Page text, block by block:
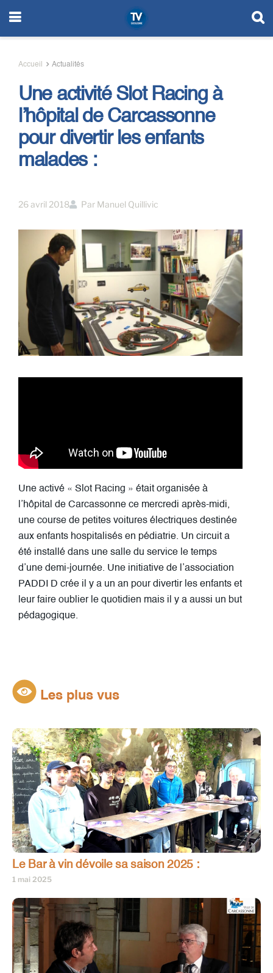
Accueil Actualités
Une activité Slot Racing à
l’hôpital de Carcassonne
pour divertir les enfants
malades :
26 avril 2018 Par Manuel Quillivic
Une activé « Slot Racing » était organisée à
l’hôpital de Carcassonne ce mercredi après-midi,
une course de petites voitures électriques destinée
aux enfants hospitalisés en pédiatrie. Un circuit a
été installé dans une salle du service le temps
d’une demi-journée. Une initiative de l’association
PADDI D crée il y a un an pour divertir les enfants et
leur faire oublier le quotidien mais il y a aussi un but
pédagogique.
Les plus vus
Le Bar à vin dévoile sa saison 2025 :
1 mai 2025